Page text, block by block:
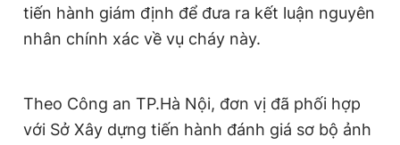
tiến hành giám định để đưa ra kết luận nguyên
nhân chính xác về vụ cháy này.
Theo Công an TP.Hà Nội, đơn vị đã phối hợp
với Sở Xây dựng tiến hành đánh giá sơ bộ ảnh